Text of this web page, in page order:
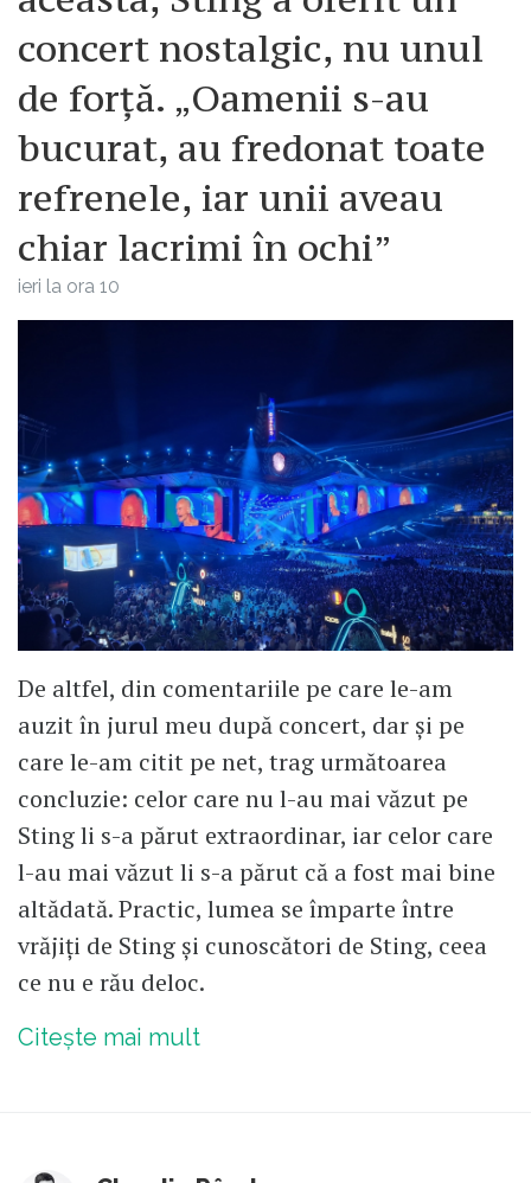
concert nostalgic, nu unul
de forță. „Oamenii s-au
bucurat, au fredonat toate
refrenele, iar unii aveau
chiar lacrimi în ochi”
ieri la ora 10
De altfel, din comentariile pe care le-am
auzit în jurul meu după concert, dar și pe
care le-am citit pe net, trag următoarea
concluzie: celor care nu l-au mai văzut pe
Sting li s-a părut extraordinar, iar celor care
l-au mai văzut li s-a părut că a fost mai bine
altădată. Practic, lumea se împarte între
vrăjiți de Sting și cunoscători de Sting, ceea
ce nu e rău deloc.
Citește mai mult